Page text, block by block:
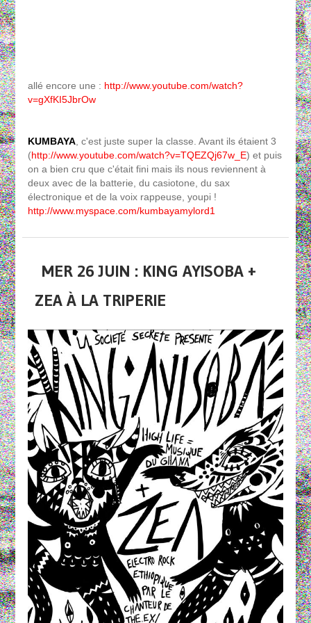
allé encore une : http://www.youtube.com/watch?
v=gXfKI5JbrOw
KUMBAYA, c'est juste super la classe. Avant ils étaient 3
(http://www.youtube.com/watch?v=TQEZQj67w_E) et puis
on a bien cru que c'était fini mais ils nous reviennent à
deux avec de la batterie, du casiotone, du sax
électronique et de la voix rappeuse, youpi !
http://www.myspace.com/kumbayamylord1
MER 26 JUIN : KING AYISOBA +
ZEA À LA TRIPERIE